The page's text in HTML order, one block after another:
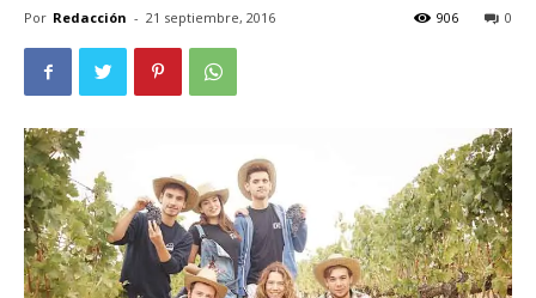
Por Redacción - 21 septiembre, 2016 0
906